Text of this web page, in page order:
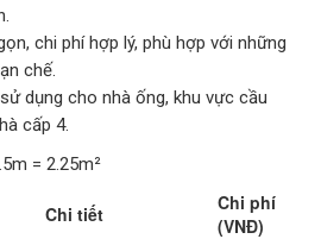
chi phí hợp lý, phù hợp với những
chế.
dụng cho nhà ống, khu vực cầu
cấp 4.
= 2.25m²
Chi tiết
Chi phí
(VNĐ)